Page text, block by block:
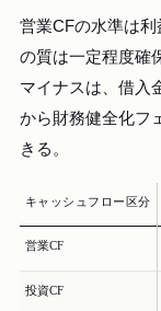
営業CFの水準は
の質は一定程度確
マイナスは、借入
から財務健全化フ
きる。
キャッシュフロー区分
営業CF
投資CF